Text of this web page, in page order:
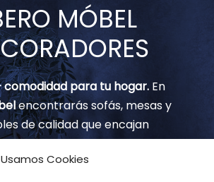
Usamos Cookies
MÓBEL
comodidad para tu hogar. En
encontrarás sofás, mesas y
de calidad que encajan
contigo.